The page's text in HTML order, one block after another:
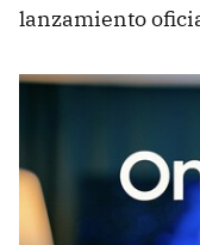
lanzamiento